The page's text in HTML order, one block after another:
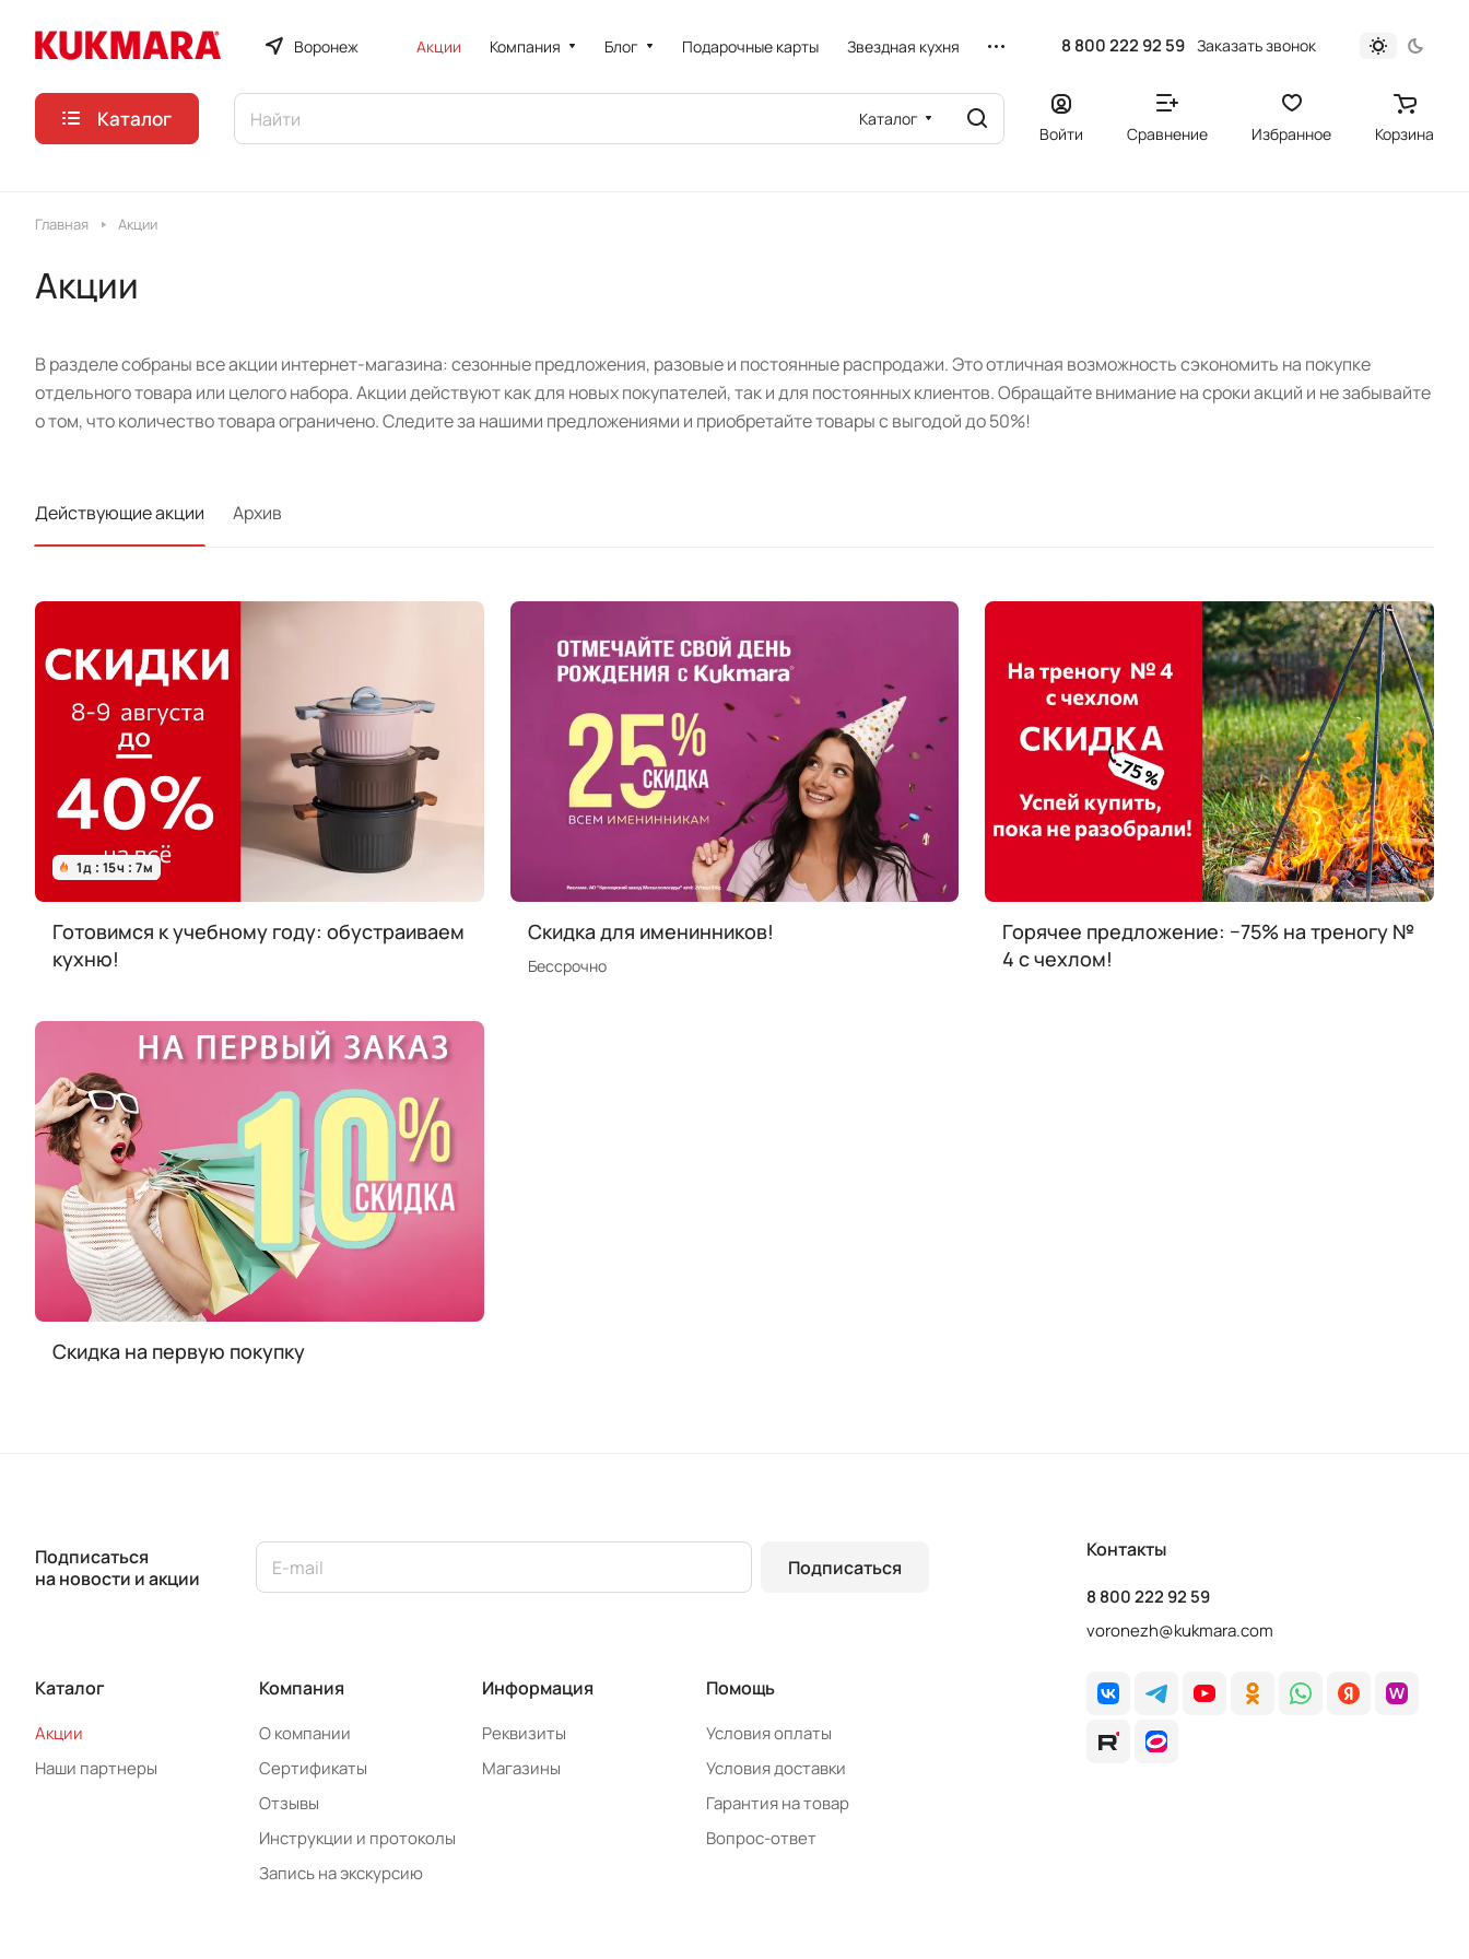
Воронеж Акции Компания Блог Подарочные карты Звездная кухня 8 800 222 92 59 Заказать звонок
Каталог Каталог
Войти Сравнение Избранное Корзина
Главная Акции
Акции
В разделе собраны все акции интернет-магазина: сезонные предложения, разовые и постоянные распродажи. Это отличная возможность сэкономить на покупке
отдельного товара или целого набора. Акции действуют как для новых покупателей, так и для постоянных клиентов. Обращайте внимание на сроки акций и не забывайте
о том, что количество товара ограничено. Следите за нашими предложениями и приобретайте товары с выгодой до 50%!
Действующие акции Архив
1д 15ч 7м
Готовимся к учебному году: обустраиваем
кухню!
Скидка для именинников!
Бессрочно
Горячее предложение: −75% на треногу №
4 с чехлом!
Скидка на первую покупку
Подписаться
на новости и акции
Подписаться
Каталог
Акции
Наши партнеры
Компания
О компании
Сертификаты
Отзывы
Инструкции и протоколы
Запись на экскурсию
Информация
Реквизиты
Магазины
Помощь
Условия оплаты
Условия доставки
Гарантия на товар
Вопрос-ответ
Контакты
8 800 222 92 59
voronezh@kukmara.com